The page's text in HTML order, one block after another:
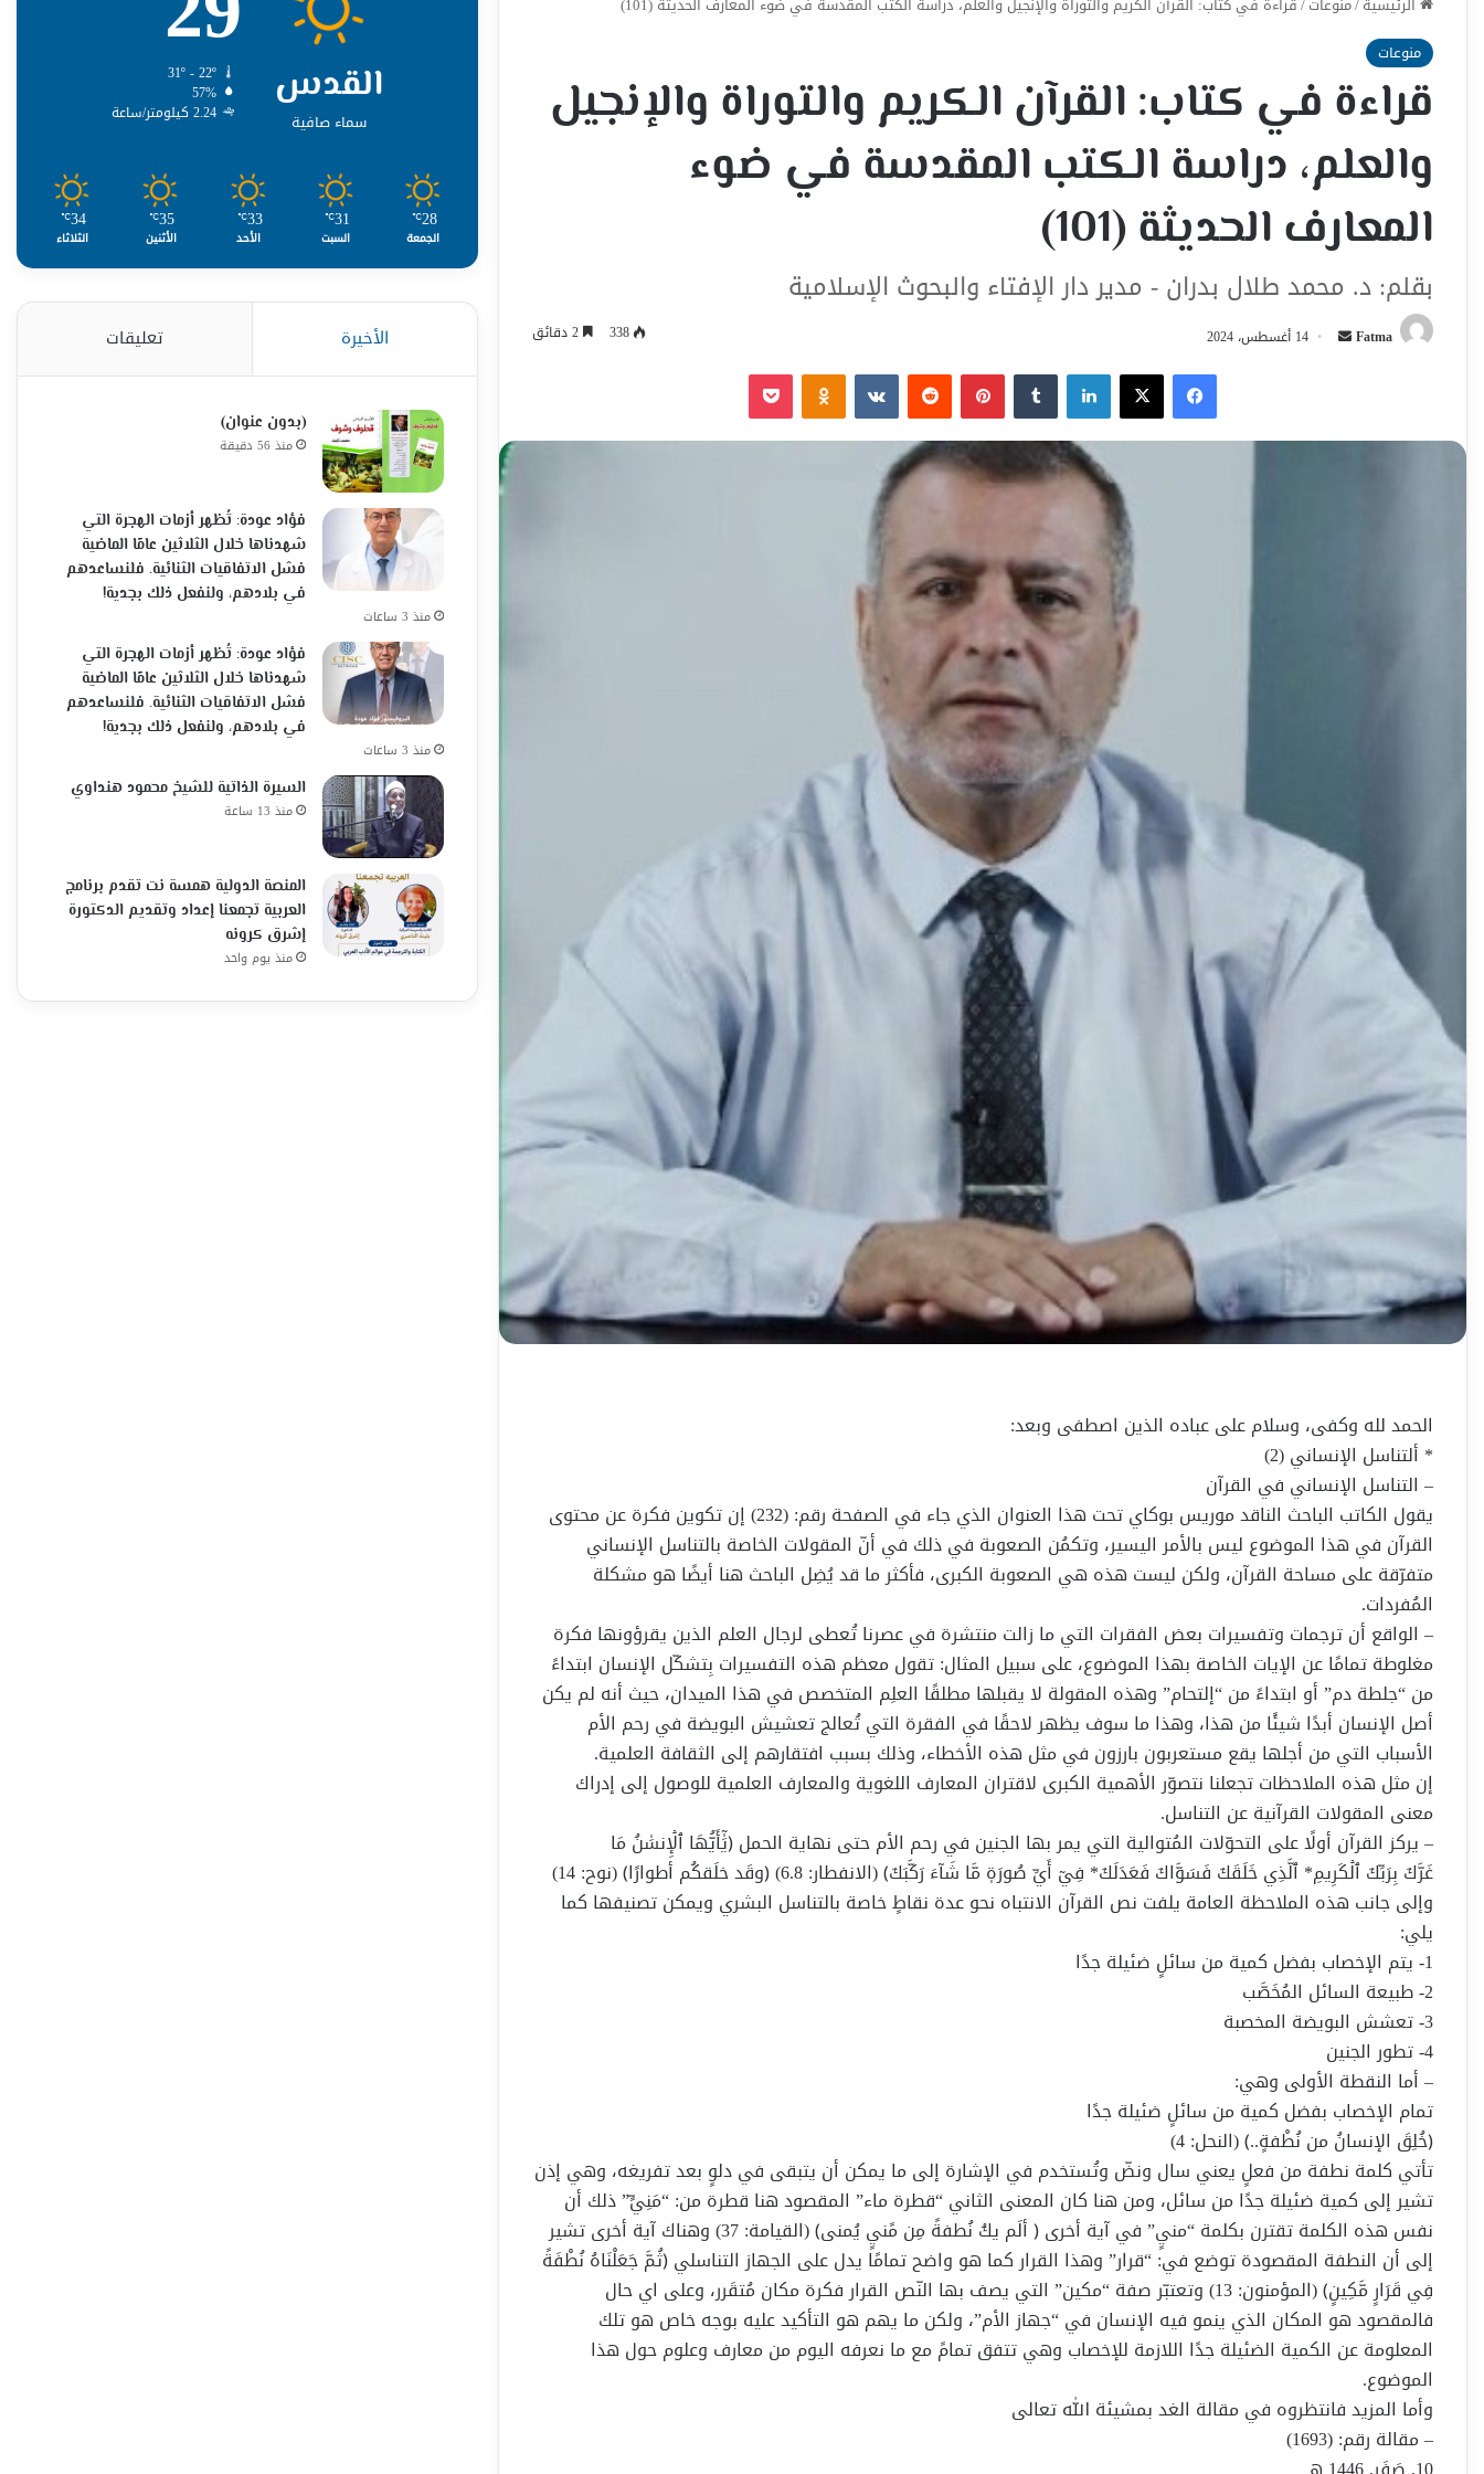
منوعات
قراءة في كتاب: القرآن الكريم والتوراة والإنجيل
والعلم، دراسة الكتب المقدسة في ضوء
المعارف الحديثة (101)
بقلم: د. محمد طلال بدران - مدير دار الإفتاء والبحوث الإسلامية
Fatma
أرسل 14 أغسطس، 2024 338
فيسبوك‫X لينكدإن بينتيريست Odnoklassniki
‫Pocket
الحمد لله وكفى، وسلام على عباده الذين اصطفى وبعد:
* ألتناسل الإنساني (2)
– التناسل الإنساني في القرآن
يقول الكاتب الباحث الناقد موريس بوكاي تحت هذا العنوان الذي جاء في الصفحة رقم: (232) إن تكوين فكرة عن محتوى
القرآن في هذا الموضوع ليس بالأمر اليسير، وتكمُن الصعوبة في ذلك في أنّ المقولات الخاصة بالتناسل الإنساني
متفرّقة على مساحة القرآن، ولكن ليست هذه هي الصعوبة الكبرى، فأكثر ما قد يُضِل الباحث هنا أيضًا هو مشكلة
المُفردات.
– الواقع أن ترجمات وتفسيرات بعض الفقرات التي ما زالت منتشرة في عصرنا تُعطى لرجال العلم الذين يقرؤونها فكرة
مغلوطة تمامًا عن الإيات الخاصة بهذا الموضوع، على سبيل المثال: تقول معظم هذه التفسيرات بِتشكّل الإنسان ابتداءً
من “جلطة دم” أو ابتداءً من “إلتحام” وهذه المقولة لا يقبلها مطلقًا العلِم المتخصص في هذا الميدان، حيث أنه لم يكن
أصل الإنسان أبدًا شيئًا من هذا، وهذا ما سوف يظهر لاحقًا في الفقرة التي تُعالج تعشيش البويضة في رحم الأم
الأسباب التي من أجلها يقع مستعربون بارزون في مثل هذه الأخطاء، وذلك بسبب افتقارهم إلى الثقافة العلمية.
إن مثل هذه الملاحظات تجعلنا نتصوّر الأهمية الكبرى لاقتران المعارف اللغوية والمعارف العلمية للوصول إلى إدراك
معنى المقولات القرآنية عن التناسل.
– يركز القرآن أولًا على التحوّلات المُتوالية التي يمر بها الجنين في رحم الأم حتى نهاية الحمل ﴿يَٰٓأَيُّهَا ٱلۡإِنسَٰنُ مَا
غَرَّكَ بِرَبِّكَ ٱلۡكَرِيمِ* ٱلَّذِي خَلَقَكَ فَسَوَّاكَ فَعَدَلَكَ* فِيٓ أَيِّ صُورَةٖ مَّا شَآءَ رَكَّبَكَ﴾ (الانفطار: 6.8) ﴿وقَد خلَقكُم أطوارًا﴾ (نوح: 14)
وإلى جانب هذه الملاحظة العامة يلفت نص القرآن الانتباه نحو عدة نقاطٍ خاصة بالتناسل البشري ويمكن تصنيفها كما
يلي:
1- يتم الإخصاب بفضل كمية من سائلٍ ضئيلة جدًا
2- طبيعة السائل المُخَصَّب
3- تعشش البويضة المخصبة
4- تطور الجنين
– أما النقطة الأولى وهي:
تمام الإخصاب بفضل كمية من سائلٍ ضئيلة جدًا
﴿خُلِقَ الإنسانُ من نُطْفةٍ..﴾ (النحل: 4)
تأتي كلمة نطفة من فعلٍ يعني سال ونضّ وتُستخدم في الإشارة إلى ما يمكن أن يتبقى في دلوٍ بعد تفريغه، وهي إذن
تشير إلى كمية ضئيلة جدًا من سائل، ومن هنا كان المعنى الثاني “قطرة ماء” المقصود هنا قطرة من: “مَنِيٍّ” ذلك أن
نفس هذه الكلمة تقترن بكلمة “منيٍ” في آية أخرى ﴿ ألَم يكُ نُطفةً مِن مًنيٍ يُمنى﴾ (القيامة: 37) وهناك آية أخرى تشير
إلى أن النطفة المقصودة توضع في: “قرار” وهذا القرار كما هو واضح تمامًا يدل على الجهاز التناسلي ﴿ثُمَّ جَعَلْنَاهُ نُطْفَةً
فِي قَرَارٍ مَّكِينٍ﴾ (المؤمنون: 13) وتعتبّر صفة “مكين” التي يصف بها النّص القرار فكرة مكان مُتقَرر، وعلى اي حال
فالمقصود هو المكان الذي ينمو فيه الإنسان في “جهاز الأم”، ولكن ما يهم هو التأكيد عليه بوجه خاص هو تلك
المعلومة عن الكمية الضئيلة جدًا اللازمة للإخصاب وهي تتفق تمامً مع ما نعرفه اليوم من معارف وعلوم حول هذا
الموضوع.
وأما المزيد فانتظروه في مقالة الغد بمشيئة الله تعالى
– مقالة رقم: (1693)
القدس
سماء صافية
31º - 22º
57%
2.24 كيلومتر/ساعة
28
℃
الجمعة
31
℃
السبت
33
℃
الأحد
35
℃
الأثنين
34
℃
الثلاثاء
الأخيرة تعليقات
(بدون عنوان)
منذ 56 دقيقة
فؤاد عودة: تُظهر أزمات الهجرة التي
شهدناها خلال الثلاثين عامًا الماضية
فشل الاتفاقيات الثنائية. فلنساعدهم
في بلادهم، ولنفعل ذلك بجدية!
منذ 3 ساعات
فؤاد عودة: تُظهر أزمات الهجرة التي
شهدناها خلال الثلاثين عامًا الماضية
فشل الاتفاقيات الثنائية. فلنساعدهم
في بلادهم، ولنفعل ذلك بجدية!
منذ 3 ساعات
السيرة الذاتية للشيخ محمود هنداوي
منذ 13 ساعة
المنصة الدولية همسة نت تقدم برنامج
العربية تجمعنا إعداد وتقديم الدكتورة
إشرق كرونه
منذ يوم واحد